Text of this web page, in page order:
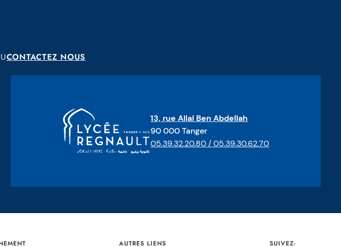
CONTACTEZ NOUS
13, rue Allal Ben Abdellah
90 000 Tanger
05.39.32.20.80 / 05.39.30.62.70
AUTRES LIENS
SUIVEZ-